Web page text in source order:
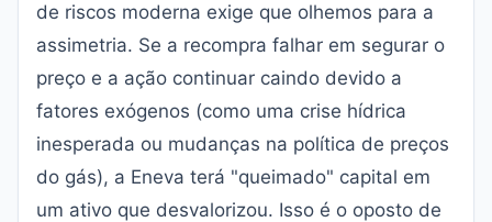
de riscos moderna exige que olhemos para a
assimetria. Se a recompra falhar em segurar o
preço e a ação continuar caindo devido a
fatores exógenos (como uma crise hídrica
inesperada ou mudanças na política de preços
do gás), a Eneva terá "queimado" capital em
um ativo que desvalorizou. Isso é o oposto de